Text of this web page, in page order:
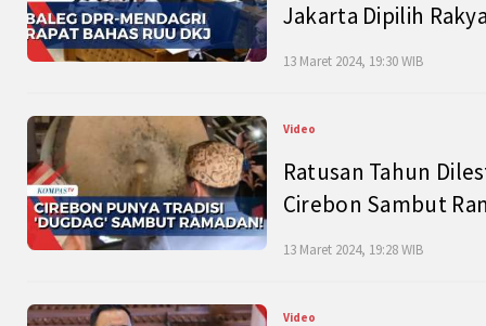
Jakarta Dipilih
13 Maret 2024, 19:30 WIB
Video
Ratusan Tahun
Cirebon Sambut
13 Maret 2024, 19:28 WIB
Video